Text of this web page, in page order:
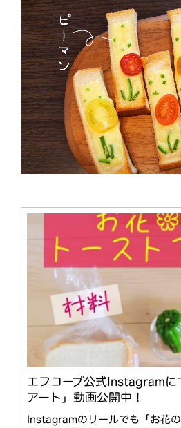
エフコープ公式Instagramに
アート」動画公開中！
Instagramのリールでも「お花